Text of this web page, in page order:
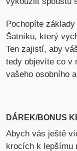
Pochopíte
Šatníku, který
Ten zajistí, aby
tedy objevíte co v
vašeho osobního
DÁREK/BONUS
Abych vás ještě
krocích k lepšímu